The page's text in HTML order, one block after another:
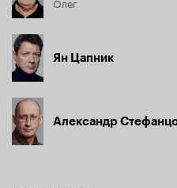
Ян Цапник
Александр